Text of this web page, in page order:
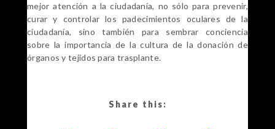
mejor atención a la ciudadanía, no sólo para prevenir,
curar y controlar los padecimientos oculares de la
ciudadanía, sino también para sembrar conciencia
sobre la importancia de la cultura de la donación de
órganos y tejidos para trasplante.
Share this: